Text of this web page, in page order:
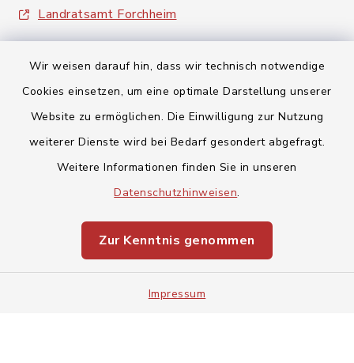
Wir weisen darauf hin, dass wir technisch notwendige
Cookies einsetzen, um eine optimale Darstellung unserer
Website zu ermöglichen. Die Einwilligung zur Nutzung
weiterer Dienste wird bei Bedarf gesondert abgefragt.
Weitere Informationen finden Sie in unseren
Datenschutzhinweisen.
Zur Kenntnis genommen
Impressum
Landratsamt Forchheim
Barrierefreiheit
Impressum
Sitemap